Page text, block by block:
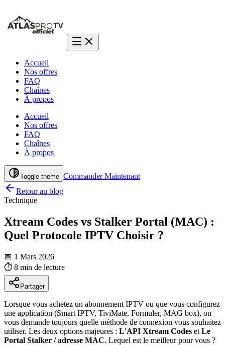
Accueil
Nos offres
FAQ
Chaînes
À propos
Accueil
Nos offres
FAQ
Chaînes
À propos
Toggle theme Commander Maintenant
Retour au blog
Technique
Xtream Codes vs Stalker Portal (MAC) :
Quel Protocole IPTV Choisir ?
📅 1 Mars 2026
⏱️ 8 min de lecture
Partager
Lorsque vous achetez un abonnement IPTV ou que vous configurez
une application (Smart IPTV, TiviMate, Formuler, MAG box), on
vous demande toujours quelle méthode de connexion vous souhaitez
utiliser. Les deux options majeures : L'API Xtream Codes et Le
Portal Stalker / adresse MAC. Lequel est le meilleur pour vous ?